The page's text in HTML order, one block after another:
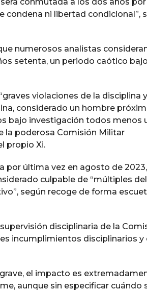
condena ni libertad condicional”,
numerosos analistas
setenta, un periodo caótico
violaciones de la disciplina
considerado un hombre
bajo investigación todos menos
la poderosa Comisión Militar
propio Xi.
por última vez en agosto de 2023,
culpable de “múltiples
según recoge de forma
disciplinaria de la
incumplimientos disciplinarios y
el impacto es
aunque sin especificar cuándo